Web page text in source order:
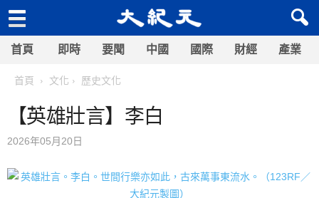
首頁 即時 要聞 中國 國際 財經 產業
首頁 文化 歷史文化
【英雄壯言】李白
2026年05月20日